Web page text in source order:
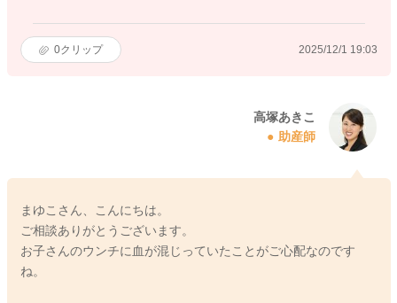
0クリップ 2025/12/1 19:03
高塚あきこ
助産師
まゆこさん、こんにちは。
ご相談ありがとうございます。
お子さんのウンチに血が混じっていたことがご心配なのです
ね。